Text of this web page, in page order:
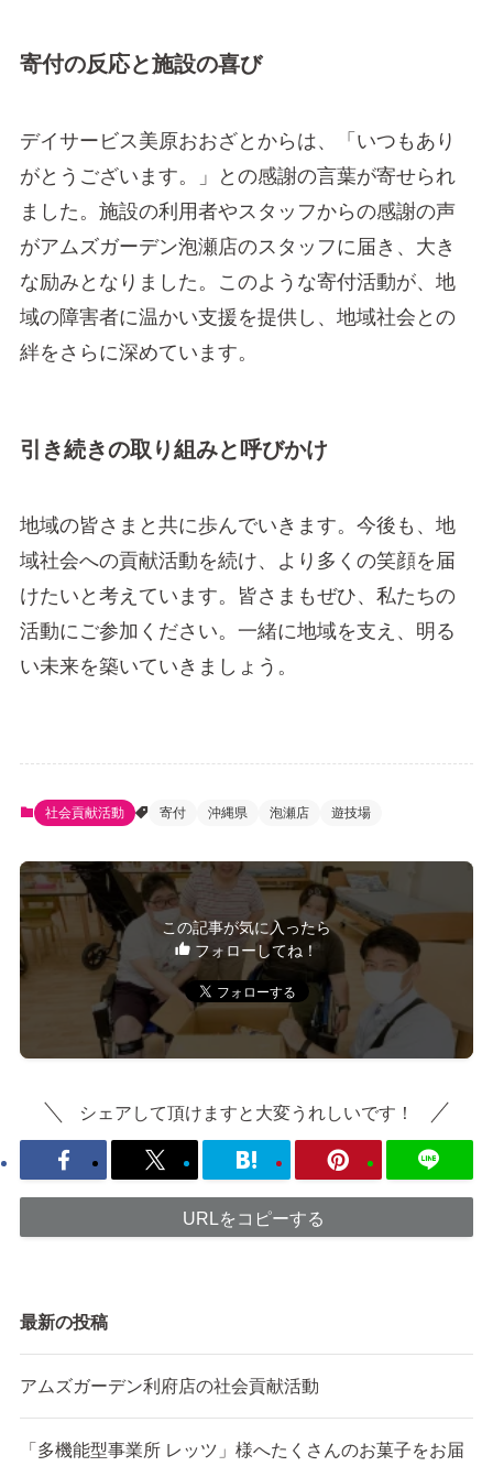
寄付の反応と施設の喜び
デイサービス美原おおざとからは、「いつもあり
がとうございます。」との感謝の言葉が寄せられ
ました。施設の利用者やスタッフからの感謝の声
がアムズガーデン泡瀬店のスタッフに届き、大き
な励みとなりました。このような寄付活動が、地
域の障害者に温かい支援を提供し、地域社会との
絆をさらに深めています。
引き続きの取り組みと呼びかけ
地域の皆さまと共に歩んでいきます。今後も、地
域社会への貢献活動を続け、より多くの笑顔を届
けたいと考えています。皆さまもぜひ、私たちの
活動にご参加ください。一緒に地域を支え、明る
い未来を築いていきましょう。
社会貢献活動 寄付 沖縄県 泡瀬店 遊技場
この記事が気に入ったら
フォローしてね！
シェアして頂けますと大変うれしいです！
URLをコピーする
最新の投稿
アムズガーデン利府店の社会貢献活動
「多機能型事業所 レッツ」様へたくさんのお菓子をお届